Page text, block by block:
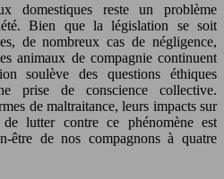
domestiques reste un problème
Bien que la législation se soit
de nombreux cas de négligence,
animaux de compagnie continuent
soulève des questions éthiques
prise de conscience collective.
de maltraitance, leurs impacts sur
lutter contre ce phénomène est
être de nos compagnons à quatre